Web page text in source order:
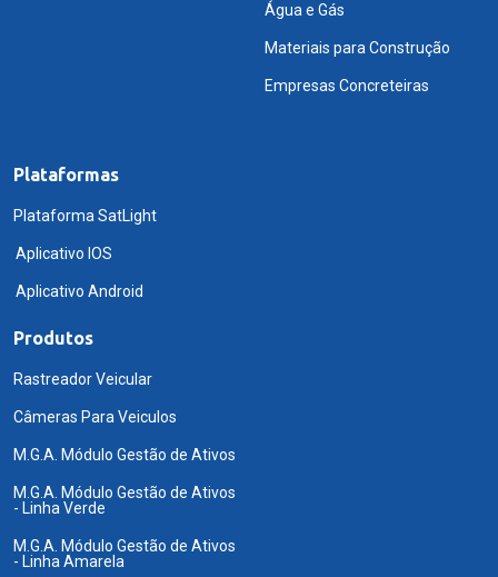
Água e Gás
Materiais para Construção
Empresas Concreteiras
Plataformas
Plataforma SatLight
Aplicativo IOS
Aplicativo Android
Produtos
Rastreador Veicular
Câmeras Para Veiculos
M.G.A. Módulo Gestão de Ativos
M.G.A. Módulo Gestão de Ativos
- Linha Verde
M.G.A. Módulo Gestão de Ativos
- Linha Amarela